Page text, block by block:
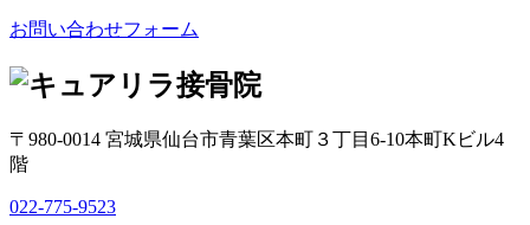
お問い合わせフォーム
〒980-0014 宮城県仙台市青葉区本町３丁目6-10本町Kビル4
階
022-775-9523